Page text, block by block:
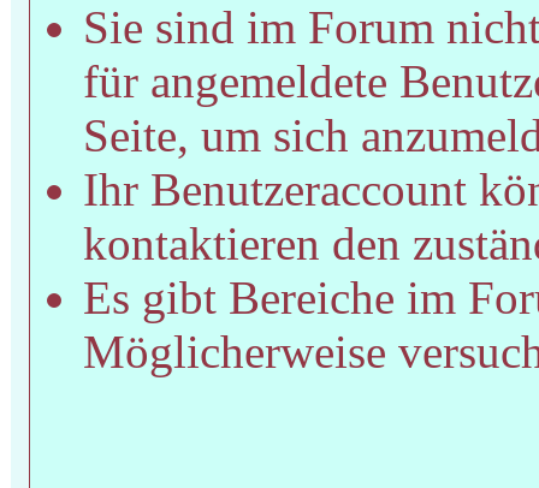
Sie sind im Forum
für angemeldete
Seite, um sich
Ihr Benutzeraccount
kontaktieren den
Es gibt Bereiche im
Möglicherweise